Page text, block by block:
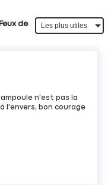
de
n'est pas la
l'envers, bon courage